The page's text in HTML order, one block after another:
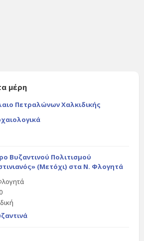
μέρη
Πετραλώνων Χαλκιδικής
Βυζαντινού Πολιτισμού
(Μετόχι) στα Ν. Φλογητά